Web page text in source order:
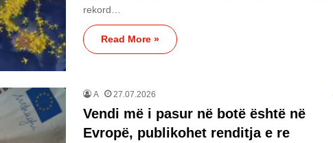
rekord…
Read More »
A 27.07.2026
Vendi më i pasur në botë është në
Evropë, publikohet renditja e re